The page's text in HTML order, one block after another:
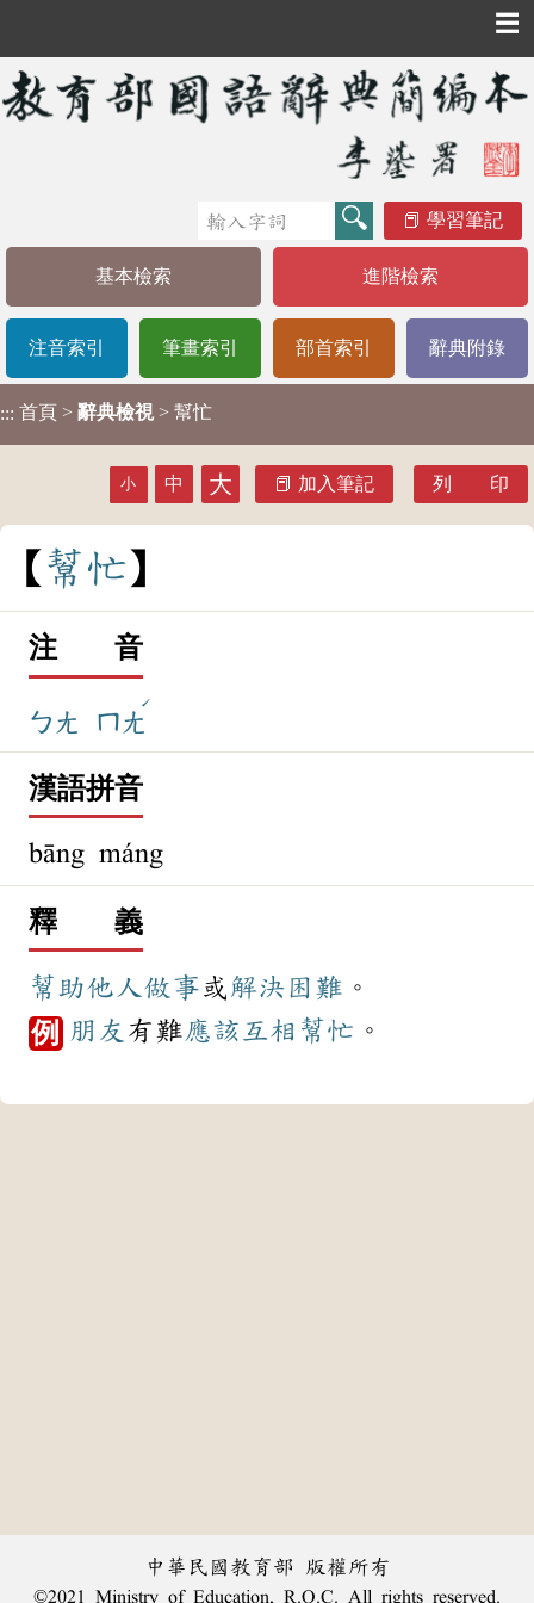
☰
學習筆記
基本檢索 進階檢索
注音索引 筆畫索引 部首索引 辭典附錄
::: 首頁 > 辭典檢視 > 幫忙
小 中 大 加入筆記 列 印
幫忙
注 音
ㄅㄤ ㄇㄤ
ˊ
漢語拼音
bāng máng
釋 義
幫助他人做事或解決困難 。
例 朋友 有難應該 互相 幫忙 。
中華民國教育部 版權所有
©2021 Ministry of Education, R.O.C. All rights reserved.